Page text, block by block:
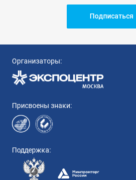
Подписаться
Организаторы:
Присвоены знаки:
Поддержка: